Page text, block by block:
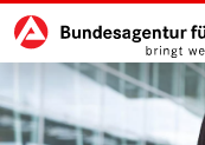
zu den Hauptinhalten